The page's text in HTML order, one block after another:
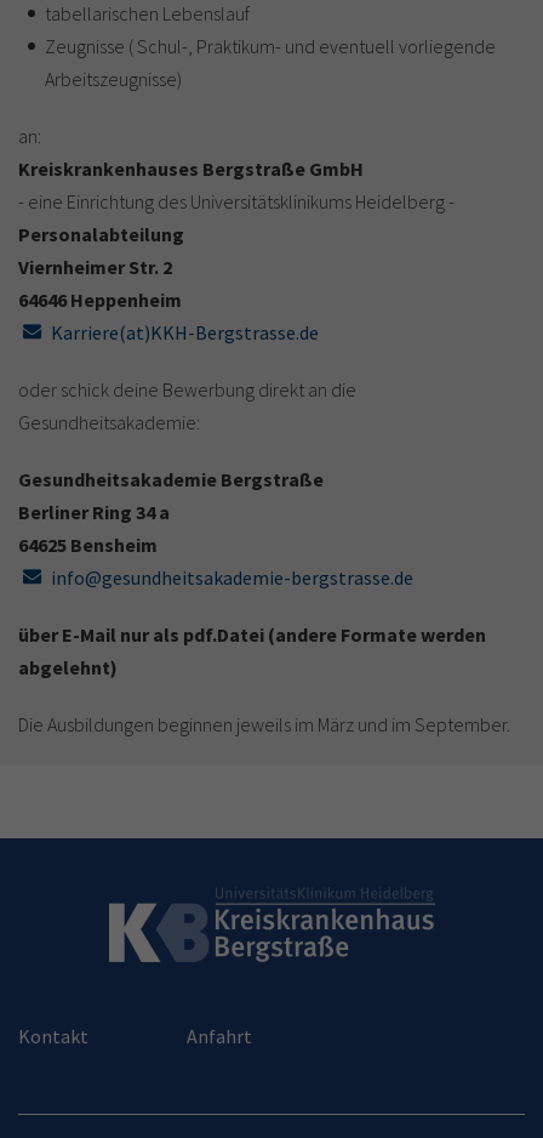
tabellarischen Lebenslauf
Zeugnisse ( Schul-, Praktikum- und eventuell vorliegende
Arbeitszeugnisse)
an:
Kreiskrankenhauses Bergstraße GmbH
- eine Einrichtung des Universitätsklinikums Heidelberg -
Personalabteilung
Viernheimer Str. 2
64646 Heppenheim
Karriere(at)KKH-Bergstrasse.de
oder schick deine Bewerbung direkt an die
Gesundheitsakademie:
Gesundheitsakademie Bergstraße
Berliner Ring 34 a
64625 Bensheim
info@gesundheitsakademie-bergstrasse.de
über E-Mail nur als pdf.Datei (andere Formate werden
abgelehnt)
Die Ausbildungen beginnen jeweils im März und im September.
Kontakt Anfahrt